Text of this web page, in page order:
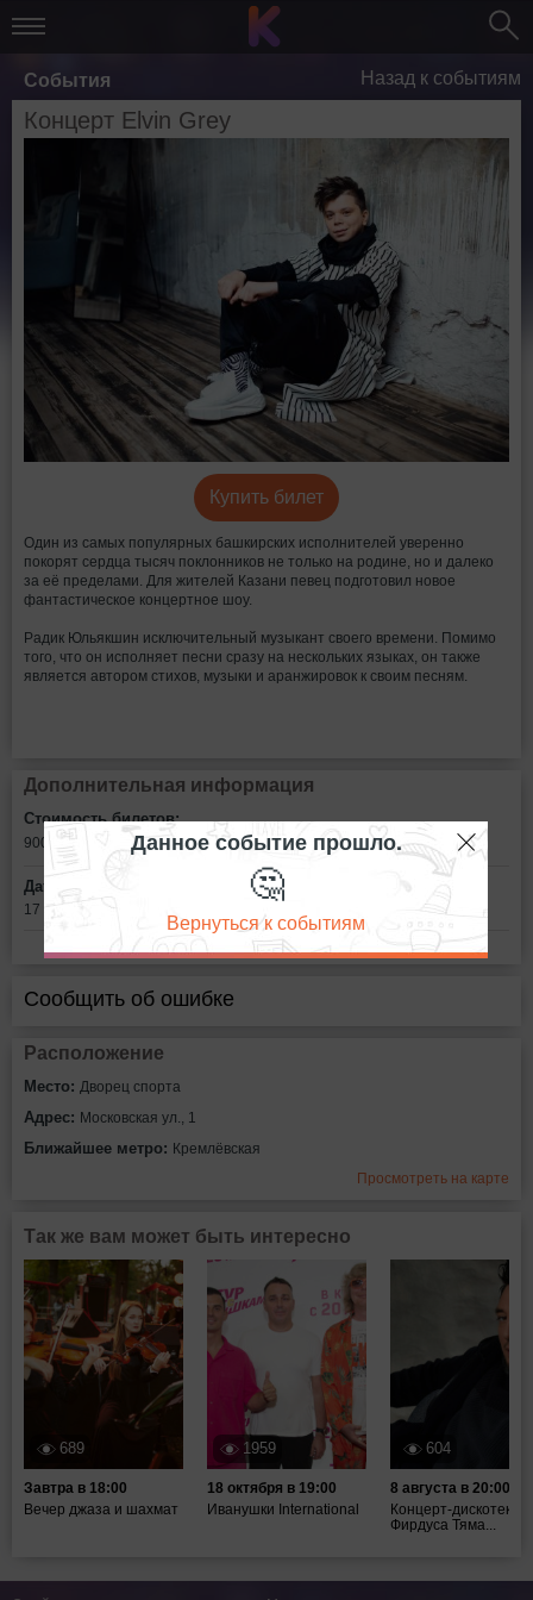
События Назад к событиям
Концерт Elvin Grey
Купить билет
Один из самых популярных башкирских исполнителей уверенно
покорят сердца тысяч поклонников не только на родине, но и далеко
за её пределами. Для жителей Казани певец подготовил новое
фантастическое концертное шоу.
Радик Юльякшин исключительный музыкант своего времени. Помимо
того, что он исполняет песни сразу на нескольких языках, он также
является автором стихов, музыки и аранжировок к своим песням.
Дополнительная информация
Стоимость билетов:
900 - 2500 рублей
Дата:
17 мая в 19:00
Сообщить об ошибке
Расположение
Место: Дворец спорта
Адрес: Московская ул., 1
Ближайшее метро: Кремлёвская
Просмотреть на карте
Так же вам может быть интересно
689
Завтра в 18:00
Вечер джаза и шахмат
1959
18 октября в 19:00
Иванушки International
604
8 августа в 20:00
Концерт-дискотека
Фирдуса Тяма...
Данное событие прошло.
🤔
Вернуться к событиям